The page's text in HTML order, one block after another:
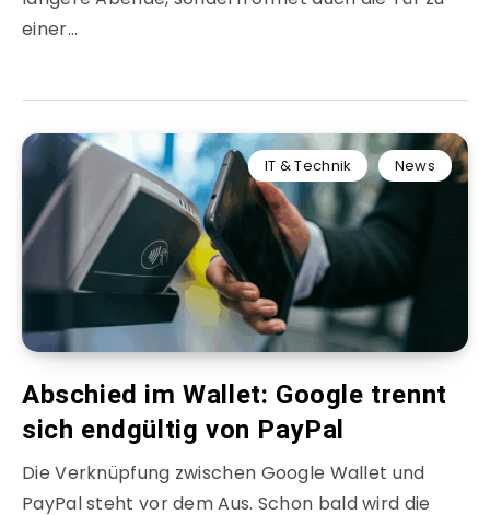
einer…
IT & Technik News
Abschied im Wallet: Google trennt
sich endgültig von PayPal
Die Verknüpfung zwischen Google Wallet und
PayPal steht vor dem Aus. Schon bald wird die